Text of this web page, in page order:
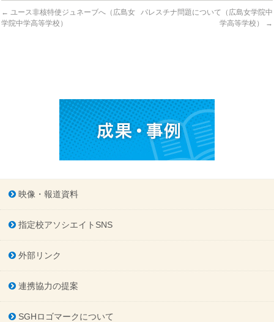
← ユース非核特使ジュネーブへ（広島女
学院中学高等学校）
パレスチナ問題について（広島女学院中
学高等学校）
→
映像・報道資料
指定校アソシエイトSNS
外部リンク
連携協力の提案
SGHロゴマークについて